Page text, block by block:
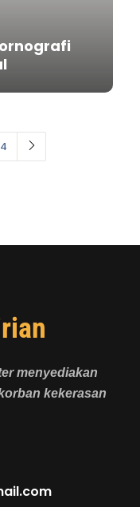
4
menyediakan
kekerasan